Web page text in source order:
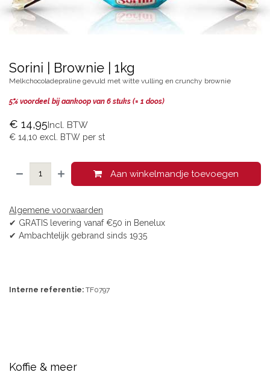
Sorini | Brownie | 1kg
Melkchocoladepraline gevuld met witte vulling en crunchy brownie
5% voordeel bij aankoop van 6​ stuks (= 1 doos)
€ 14,95Incl. BTW
€ 14,10 excl. BTW per st
Aan winkelmandje toevoegen
Algemene voorwaarden
✔ GRATIS levering vanaf €50 in Benelux
✔ Ambachtelijk gebrand sinds 1935
Interne referentie: TF0797
Koffie & meer